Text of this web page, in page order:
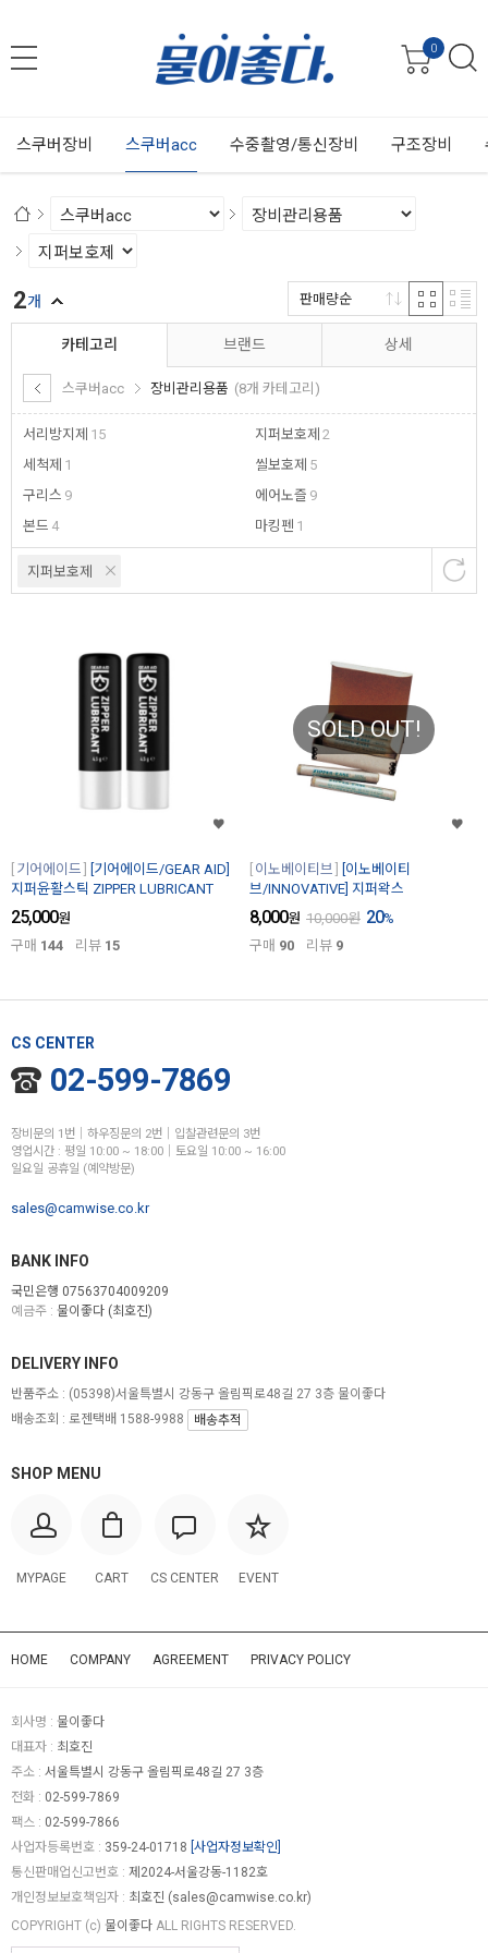
0
스쿠버장비 스쿠버acc 수중촬영/통신장비 구조장비
카테고리
스쿠버acc 장비관리용품 (8개 카테고리)
서리방지제 15
세척제 1
구리스 9
본드 4
지퍼보호제 2
씰보호제 5
에어노즐 9
마킹펜 1
브랜드 상세
지퍼보호제
2개 판매량순
기어에이드
[기어에이드/GEAR AID]
지퍼윤활스틱 ZIPPER LUBRICANT
25,000원
구매 144 리뷰 15
SOLD OUT!
이노베이티브
[이노베이티
브/INNOVATIVE] 지퍼왁스
8,000원 10,000원 20%
구매 90 리뷰 9
CS CENTER
02-599-7869
장비문의 1번│하우징문의 2번│입찰관련문의 3번
영업시간 : 평일 10:00 ~ 18:00│토요일 10:00 ~ 16:00
일요일 공휴일 (예약방문)
sales@camwise.co.kr
BANK INFO
국민은행 07563704009209
예금주 : 물이좋다 (최호진)
SHOP MENU
MYPAGE CART CS CENTER EVENT
DELIVERY INFO
반품주소 : (05398)서울특별시 강동구 올림픽로48길 27 3층 물이좋다
배송조회 : 로젠택배 1588-9988
배송추적
HOME COMPANY AGREEMENT PRIVACY POLICY
회사명 : 물이좋다
대표자 : 최호진
주소 : 서울특별시 강동구 올림픽로48길 27 3층
전화 : 02-599-7869
팩스 : 02-599-7866
사업자등록번호 : 359-24-01718 [사업자정보확인]
통신판매업신고번호 : 제2024-서울강동-1182호
개인정보보호책임자 : 최호진 (sales@camwise.co.kr)
COPYRIGHT (c) 물이좋다 ALL RIGHTS RESERVED.